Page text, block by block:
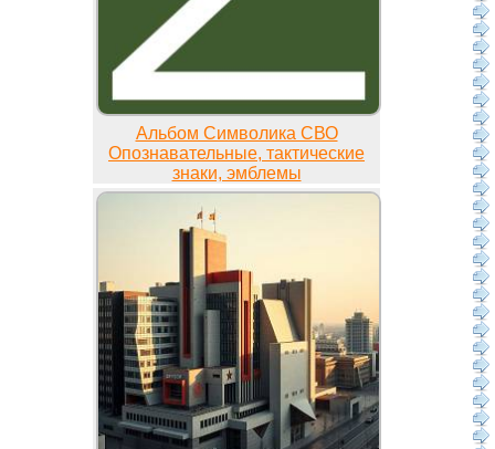
Альбом Символика СВО
Опознавательные, тактические
знаки, эмблемы